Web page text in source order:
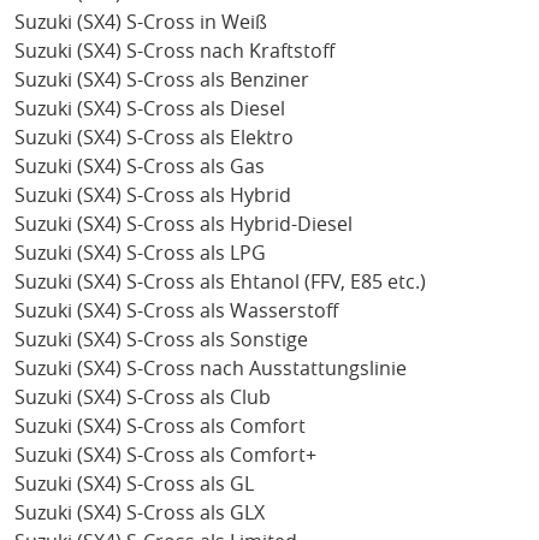
Suzuki (SX4) S-Cross in Weiß
Suzuki (SX4) S-Cross nach Kraftstoff
Suzuki (SX4) S-Cross als Benziner
Suzuki (SX4) S-Cross als Diesel
Suzuki (SX4) S-Cross als Elektro
Suzuki (SX4) S-Cross als Gas
Suzuki (SX4) S-Cross als Hybrid
Suzuki (SX4) S-Cross als Hybrid-Diesel
Suzuki (SX4) S-Cross als LPG
Suzuki (SX4) S-Cross als Ehtanol (FFV, E85 etc.)
Suzuki (SX4) S-Cross als Wasserstoff
Suzuki (SX4) S-Cross als Sonstige
Suzuki (SX4) S-Cross nach Ausstattungslinie
Suzuki (SX4) S-Cross als Club
Suzuki (SX4) S-Cross als Comfort
Suzuki (SX4) S-Cross als Comfort+
Suzuki (SX4) S-Cross als GL
Suzuki (SX4) S-Cross als GLX